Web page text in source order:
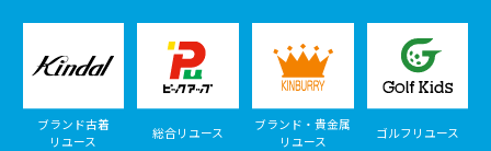
ブランド古着
リユース
総合リユース
ブランド・貴金属
リユース
ゴルフリユース